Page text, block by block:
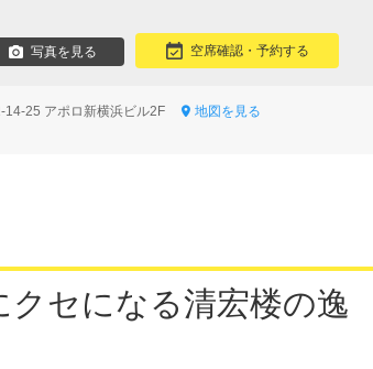
写真を見る 空席確認・予約する
14-25 アポロ新横浜ビル2F
地図を見る
クセになる清宏楼の逸